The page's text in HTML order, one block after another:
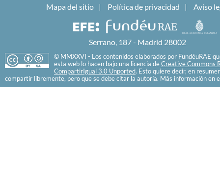
Mapa del sitio Política de privacidad Aviso
Serrano, 187 - Madrid 28002
© MMXXVI - Los contenidos elaborados por FundéuRAE
esta web lo hacen bajo una licencia de Creative Commons
CompartirIgual 3.0 Unported. Esto quiere decir, en
compartir libremente, pero que se debe citar la autoría. Más información en